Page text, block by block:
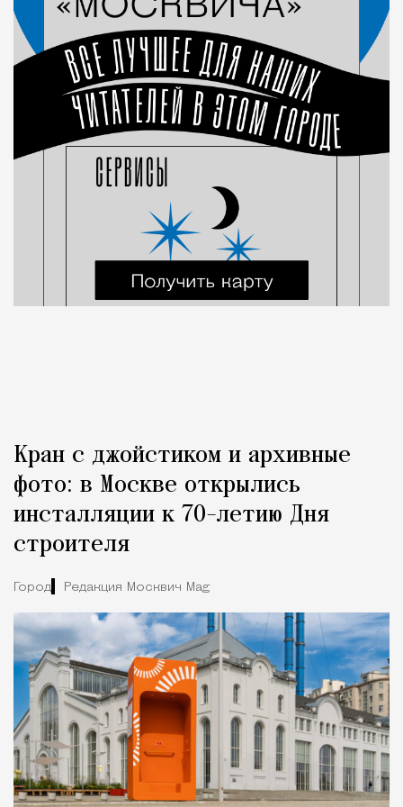
Кран с джойстиком и архивные
фото: в Москве открылись
инсталляции к 70-летию Дня
строителя
Город Редакция Москвич Mag